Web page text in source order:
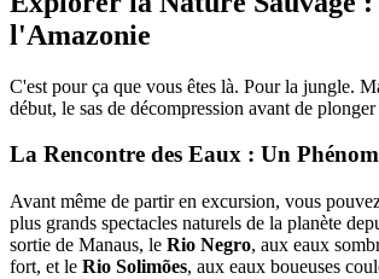
l'Amazonie
C'est pour ça que vous êtes là. Pour la jungle.
début, le sas de décompression avant de
La Rencontre des Eaux : Un
Avant même de partir en excursion, vous
plus grands spectacles naturels de la planète
sortie de Manaus, le Rio Negro, aux eaux
fort, et le Rio Solimões, aux eaux boueuses